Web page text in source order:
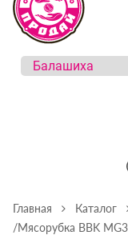
Главная Каталог
/Мясорубка BBK